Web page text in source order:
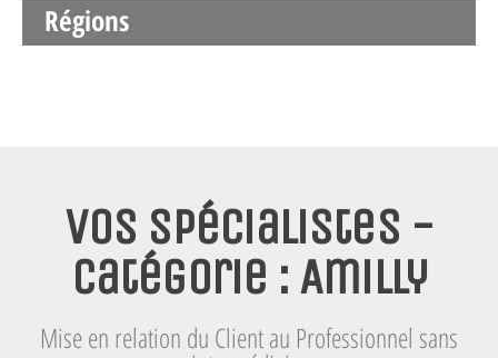
Régions
Vos spécialistes -
Catégorie : Amilly
Mise en relation du Client au Professionnel sans